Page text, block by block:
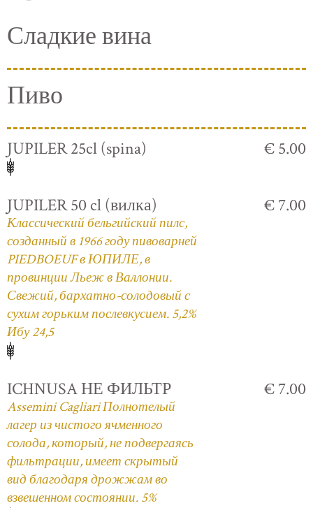
Сладкие вина
Пиво
JUPILER 25cl (spina) € 5.00
JUPILER 50 cl (вилка)
Классический бельгийский пилс,
созданный в 1966 году пивоварней
PIEDBOEUF в ЮПИЛЕ, в
провинции Льеж в Валлонии.
Свежий, бархатно-солодовый с
сухим горьким послевкусием. 5,2%
Ибу 24,5
€ 7.00
ICHNUSA НЕ ФИЛЬТР
Assemini Cagliari Полнотелый
лагер из чистого ячменного
солода, который, не подвергаясь
фильтрации, имеет скрытый
вид благодаря дрожжам во
взвешенном состоянии. 5%
€ 7.00